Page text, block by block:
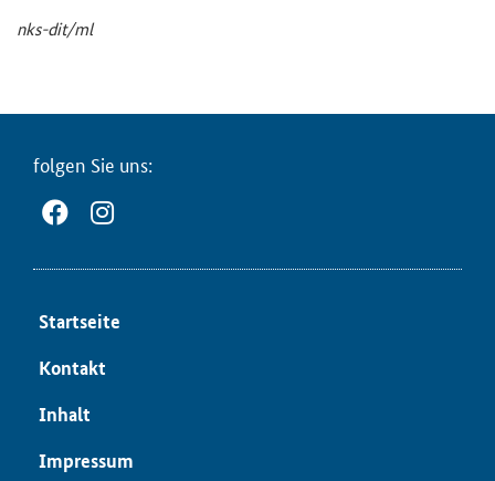
nks-​dit/ml
fol­gen Sie uns:
Start­sei­te
Kon­takt
In­halt
Im­pres­sum